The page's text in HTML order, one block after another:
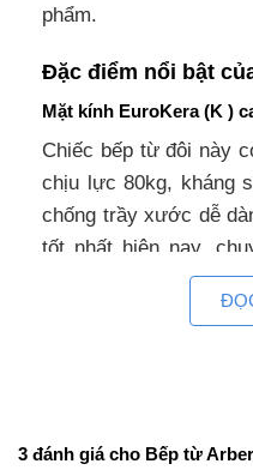
phẩm.
Đặc điểm nổi bật
Mặt kính EuroKera (K )
Chiếc bếp từ đôi này
chịu lực 80kg, kháng
chống trầy xước dễ
tốt nhất hiện nay,
điện từ- bếp hồng
hỗn hợp gốm sứ
Thân bếp làm bằng thép
3 đánh giá cho Bếp từ